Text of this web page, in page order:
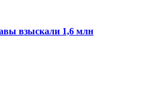
взыскали 1,6 млн